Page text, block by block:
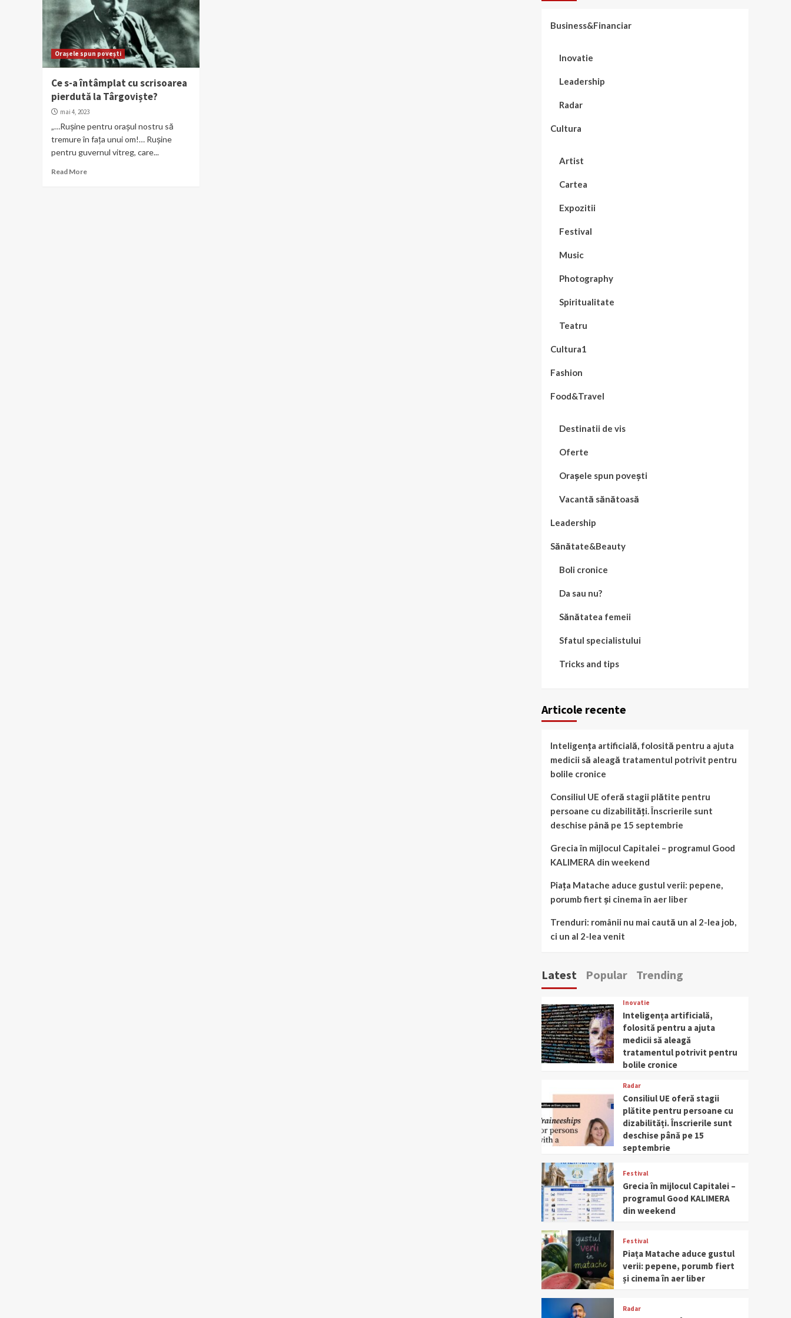
Orașele spun povești
Ce s-a întâmplat cu scrisoarea
pierdută la Târgoviște?
mai 4, 2023
„…Ruşine pentru oraşul nostru să
tremure în faţa unui om!… Ruşine
pentru guvernul vitreg, care...
Read More
Business&Financiar
Inovatie
Leadership
Radar
Cultura
Artist
Cartea
Expozitii
Festival
Music
Photography
Spiritualitate
Teatru
Cultura1
Fashion
Food&Travel
Destinatii de vis
Oferte
Orașele spun povești
Vacantă sănătoasă
Leadership
Sănătate&Beauty
Boli cronice
Da sau nu?
Sănătatea femeii
Sfatul specialistului
Tricks and tips
Articole recente
Inteligența artificială, folosită pentru a ajuta
medicii să aleagă tratamentul potrivit pentru
bolile cronice
Consiliul UE oferă stagii plătite pentru
persoane cu dizabilități. Înscrierile sunt
deschise până pe 15 septembrie
Grecia în mijlocul Capitalei – programul Good
KALIMERA din weekend
Piața Matache aduce gustul verii: pepene,
porumb fiert și cinema în aer liber
Trenduri: românii nu mai caută un al 2-lea job,
ci un al 2-lea venit
Latest Popular Trending
Inovatie
Inteligența artificială,
folosită pentru a ajuta
medicii să aleagă
tratamentul potrivit pentru
bolile cronice
Radar
Consiliul UE oferă stagii
plătite pentru persoane cu
dizabilități. Înscrierile sunt
deschise până pe 15
septembrie
Festival
Grecia în mijlocul Capitalei –
programul Good KALIMERA
din weekend
Festival
Piața Matache aduce gustul
verii: pepene, porumb fiert
și cinema în aer liber
Radar